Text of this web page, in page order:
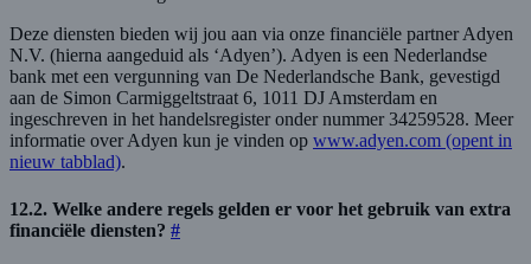
Deze diensten bieden wij jou aan via onze financiële partner Adyen
N.V. (hierna aangeduid als ‘Adyen’). Adyen is een Nederlandse
bank met een vergunning van De Nederlandsche Bank, gevestigd
aan de Simon Carmiggeltstraat 6, 1011 DJ Amsterdam en
ingeschreven in het handelsregister onder nummer 34259528. Meer
informatie over Adyen kun je vinden op www.adyen.com (opent in
nieuw tabblad).
12.2. Welke andere regels gelden er voor het gebruik van extra
financiële diensten? #